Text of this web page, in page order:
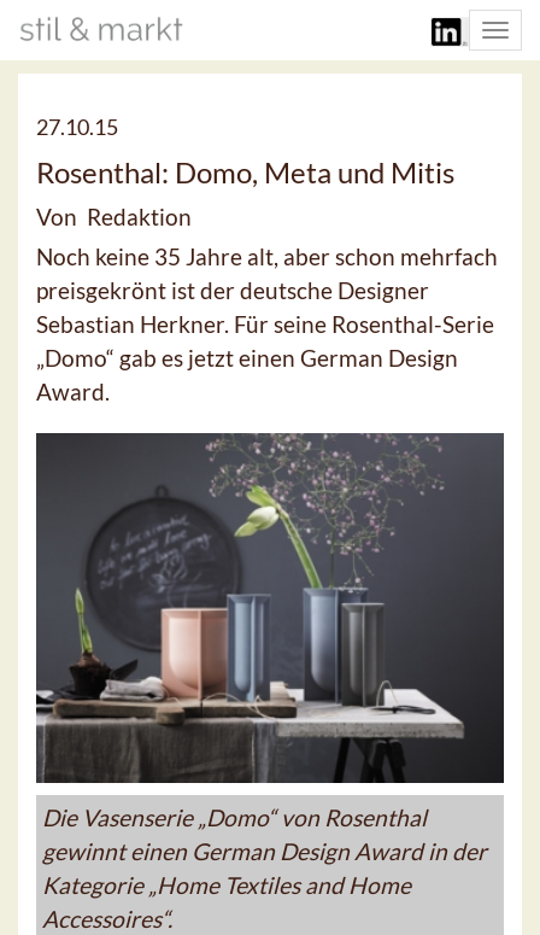
27.10.15
Rosenthal: Domo, Meta und Mitis
Von Redaktion
Noch keine 35 Jahre alt, aber schon mehrfach
preisgekrönt ist der deutsche Designer
Sebastian Herkner. Für seine Rosenthal-Serie
„Domo“ gab es jetzt einen German Design
Award.
Die Vasenserie „Domo“ von Rosenthal
gewinnt einen German Design Award in der
Kategorie „Home Textiles and Home
Accessoires“.